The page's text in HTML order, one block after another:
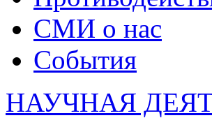
СМИ о нас
События
НАУЧНАЯ